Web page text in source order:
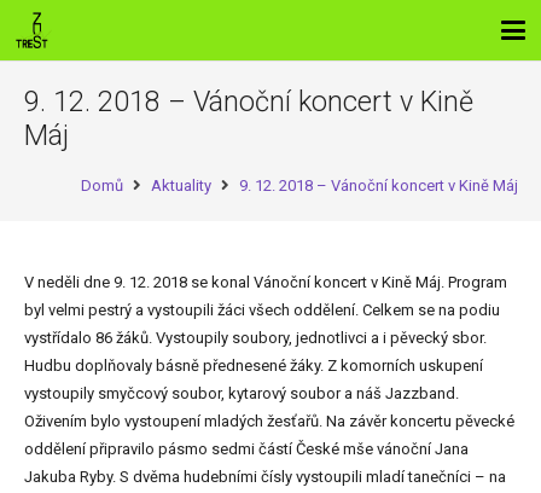
9. 12. 2018 – Vánoční koncert v Kině
Máj
Domů Aktuality 9. 12. 2018 – Vánoční koncert v Kině Máj
V neděli dne 9. 12. 2018 se konal Vánoční koncert v Kině Máj. Program
byl velmi pestrý a vystoupili žáci všech oddělení. Celkem se na podiu
vystřídalo 86 žáků. Vystoupily soubory, jednotlivci a i pěvecký sbor.
Hudbu doplňovaly básně přednesené žáky. Z komorních uskupení
vystoupily smyčcový soubor, kytarový soubor a náš Jazzband.
Oživením bylo vystoupení mladých žesťařů. Na závěr koncertu pěvecké
oddělení připravilo pásmo sedmi částí České mše vánoční Jana
Jakuba Ryby. S dvěma hudebními čísly vystoupili mladí tanečníci – na